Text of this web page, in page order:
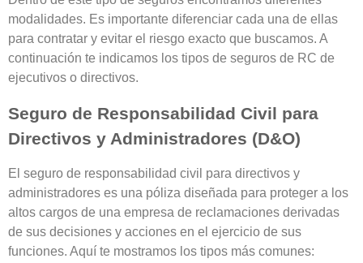
modalidades. Es importante diferenciar cada una de ellas
para contratar y evitar el riesgo exacto que buscamos. A
continuación te indicamos los tipos de seguros de RC de
ejecutivos o directivos.
Seguro de Responsabilidad Civil para
Directivos y Administradores (D&O)
El seguro de responsabilidad civil para directivos y
administradores es una póliza diseñada para proteger a los
altos cargos de una empresa de reclamaciones derivadas
de sus decisiones y acciones en el ejercicio de sus
funciones. Aquí te mostramos los tipos más comunes: